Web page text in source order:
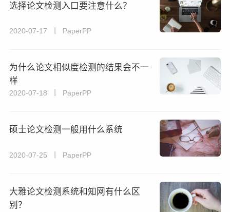
选择论文检测入口要注意什么？
2020-07-17 丨 PaperPP
为什么论文相似度检测的结果会不一
样
2020-07-18 丨 PaperPP
硕士论文检测一般用什么系统
2020-07-25 丨 PaperPP
大雅论文检测系统和知网有什么区
别？